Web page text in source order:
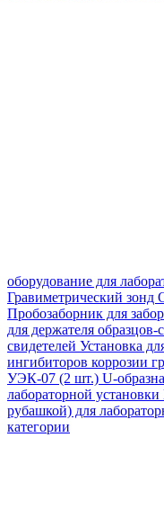
оборудование для
Гравиметрический
Пробозаборник для
для держателя образцов-
свидетелей Установка
ингибиторов коррозии
УЭК-07 (2 шт.) U-
лабораторной
рубашкой) для
категории